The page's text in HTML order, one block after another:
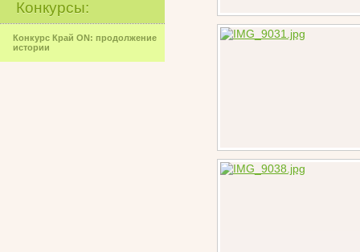
Конкурсы:
Конкурс Край ON: продолжение
истории